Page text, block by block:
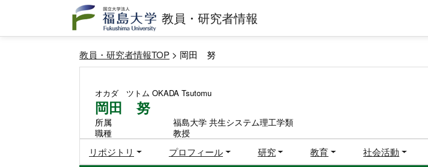
教員・研究者情報
教員・研究者情報TOP > 岡田 努
オカダ ツトム OKADA Tsutomu
岡田 努
所属
福島大学 共生システム理工学類
職種
教授
リポジトリ プロフィール 研究 教育 社会活動